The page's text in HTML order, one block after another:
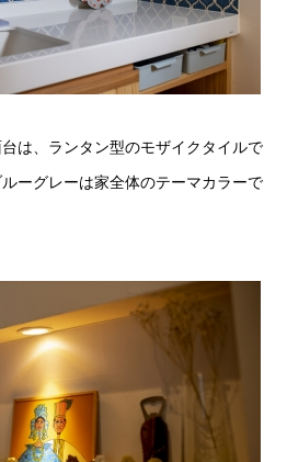
は、ランタン型のモザイクタイルで
ーグレーは家全体のテーマカラーで